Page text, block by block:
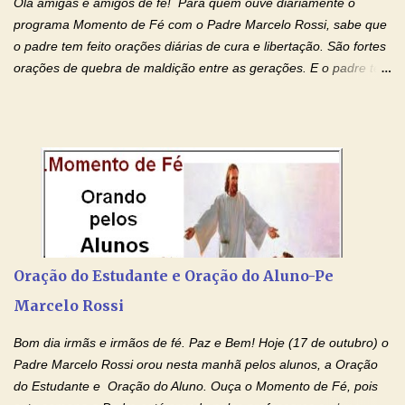
programa Momento de Fé com o Padre Marcelo Rossi, sabe que
o padre tem feito orações diárias de cura e libertação. São fortes
orações de quebra de maldição entre as gerações. E o padre tem
por estas valiosas orações. Tenham um lindo fim de semana na
paz de Jesus Cristo e no amor de Maria Santíssima. Adriana-
Devoção e Fé Clique para acessar: Facebook Padre Marcelo
Rossi Site Padre Marcelo Rossi (para ouvir o Momento de Fé)
Tocai, Cura! E Restaura! "Jesus, no poder de Seu Nome, peço
gerações, através de todas as raízes da minha árvore
genealógica. Que o Sangue de Jesus, purificador e vivificante,
Oração do Estudante e Oração do Aluno-Pe
Marcelo Rossi
Bom dia irmãs e irmãos de fé. Paz e Bem! Hoje (17 de outubro) o
Padre Marcelo Rossi orou nesta manhã pelos alunos, a Oração
do Estudante e Oração do Aluno. Ouça o Momento de Fé, pois